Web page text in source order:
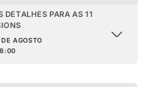
DETALHES PARA AS 11
AGOSTO